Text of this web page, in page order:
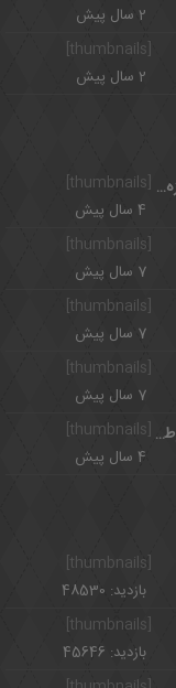
2 سال پیش
2 سال پیش
[thumbnails] طرز تهیه کتلت گوشت یا شامی کباب پوک و خوشمزه با سس مخصوص
4 سال پیش
7 سال پیش
[thumbnails]
7 سال پیش
7 سال پیش
روش نگهداری طوطی برزیلی و دست آموز کردن طوطی کوتوله
4 سال پیش
بازدید: 48530
[thumbnails]
بازدید: 45646